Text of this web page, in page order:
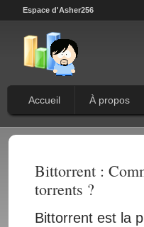
Espace d'Asher256
Accueil À propos
Bittorrent :
torrents ?
Bittorrent est la